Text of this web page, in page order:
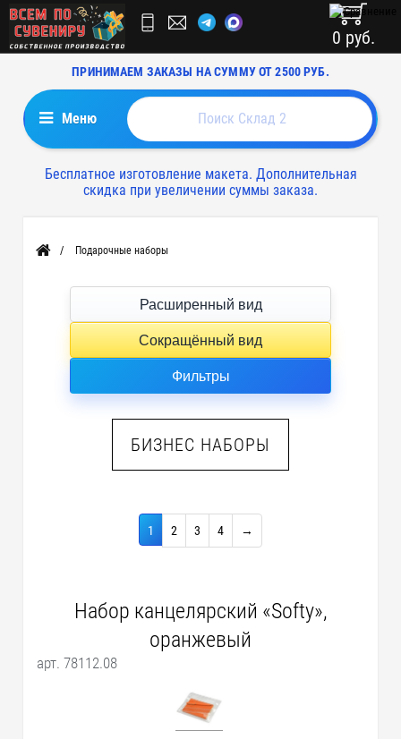
ПРИНИМАЕМ ЗАКАЗЫ НА СУММУ ОТ 2500 РУБ.
0 руб.
Меню
Бесплатное изготовление макета. Дополнительная
скидка при увеличении суммы заказа.
Главная Подарочные наборы
Расширенный вид
Сокращённый вид
Фильтры
БИЗНЕС НАБОРЫ
1 2 3 4 →
Набор канцелярский «Softy»,
оранжевый
арт. 78112.08